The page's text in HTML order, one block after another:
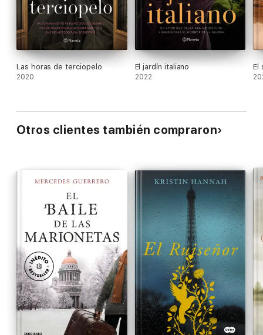
Las horas de terciopelo
2020
El jardín italiano
2022
El
Otros clientes también compraron